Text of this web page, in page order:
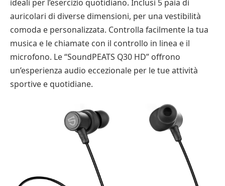
ideali per l’esercizio quotidiano. Inclusi 5 paia di
auricolari di diverse dimensioni, per una vestibilità
comoda e personalizzata. Controlla facilmente la tua
musica e le chiamate con il controllo in linea e il
microfono. Le “SoundPEATS Q30 HD” offrono
un’esperienza audio eccezionale per le tue attività
sportive e quotidiane.